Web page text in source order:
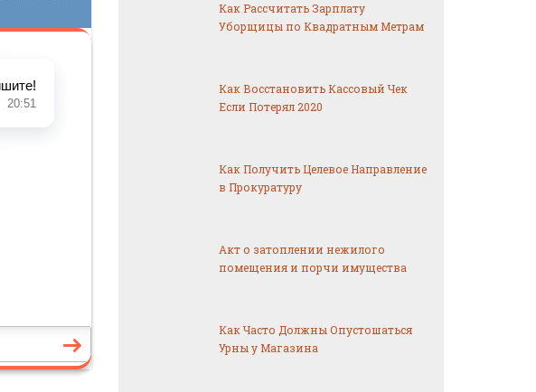
Как Рассчитать Зарплату
Уборщицы по Квадратным Метрам
Как Восстановить Кассовый Чек
Если Потерял 2020
Как Получить Целевое Направление
в Прокуратуру
Акт о затоплении нежилого
помещения и порчи имущества
Как Часто Должны Опустошаться
Урны у Магазина